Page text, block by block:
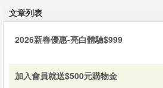
關
於
品
文章列表
2026新春優惠-亮白體驗$999
加入會員就送$500元購物金